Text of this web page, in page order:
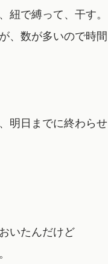
紐で縛って、干す。
、数が多いので時間
明日までに終わらせ
いたんだけど